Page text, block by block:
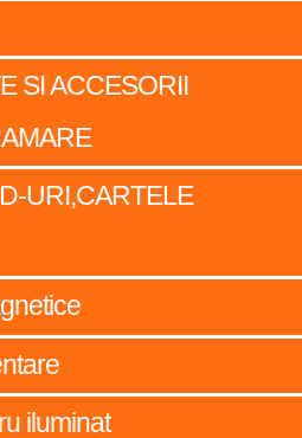
SI ACCESORII
URI,CARTELE
iluminat